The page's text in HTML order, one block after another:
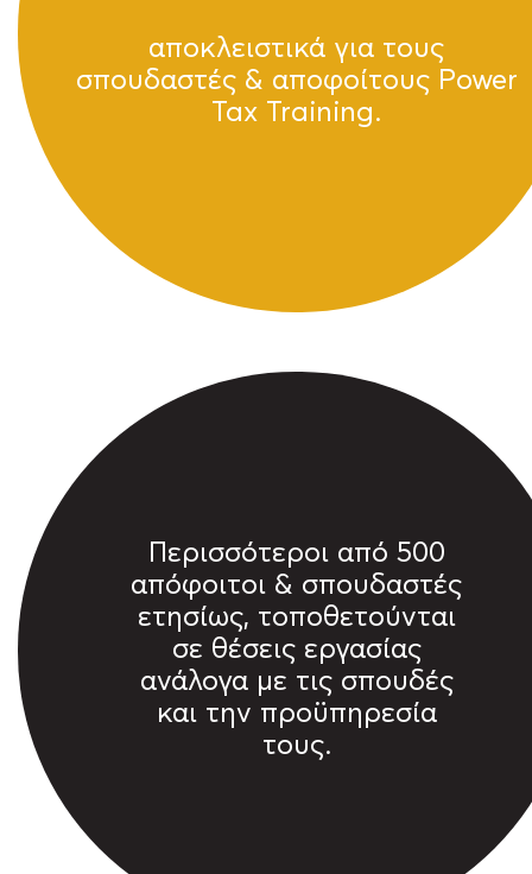
αποκλειστικά για τους
σπουδαστές & αποφοίτους Power
Tax Training.
Περισσότεροι από 500
απόφοιτοι & σπουδαστές
ετησίως, τοποθετούνται
σε θέσεις εργασίας
ανάλογα με τις σπουδές
και την προϋπηρεσία
τους.